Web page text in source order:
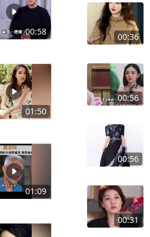
00:58
01:50
01:09
00:36
00:56
00:56
00:31